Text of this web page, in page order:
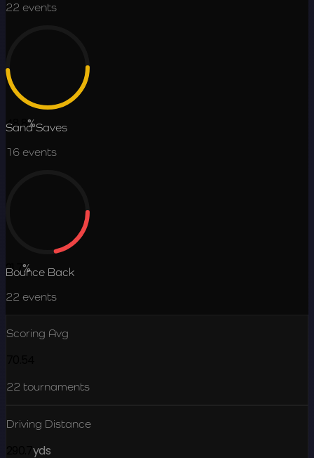
22 events
48.8%
Sand Saves
16 events
21.7%
Bounce Back
22 events
Scoring Avg
22 tournaments
Driving Distance
yds